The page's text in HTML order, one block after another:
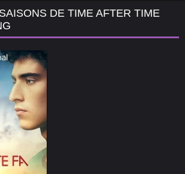
DE TIME AFTER TIME